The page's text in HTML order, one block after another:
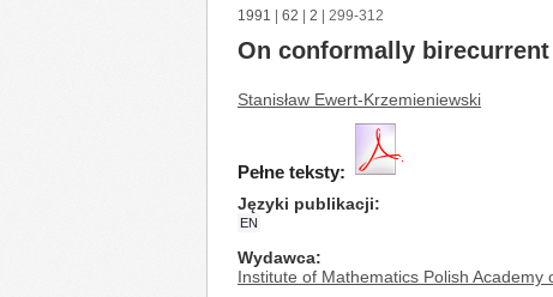
1991 62 2 | 299-312
On conformally
Stanisław Ewert-Krzemieniewski
Pełne teksty:
Języki publikacji
EN
Wydawca
Institute of Mathematics Polish Academy